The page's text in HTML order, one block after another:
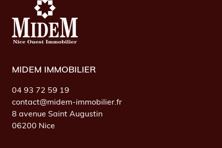
MIDEM IMMOBILIER
04 93 72 59 19
contact@midem-immobilier.fr
8 avenue Saint Augustin
06200 Nice